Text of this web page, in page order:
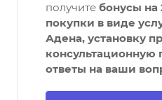
получите бонусы на
покупки в виде
Адена, установку
консультационную
ответы на ваши